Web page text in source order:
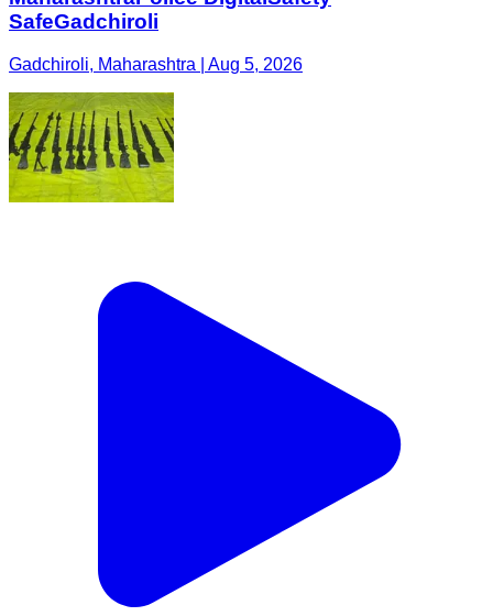
SafeGadchiroli
Gadchiroli, Maharashtra | Aug 5, 2026